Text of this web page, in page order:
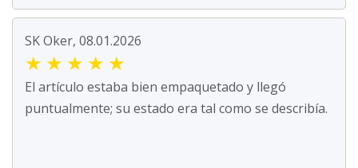
SK Oker, 08.01.2026
★ ★ ★ ★ ★
El artículo estaba bien empaquetado y llegó
puntualmente; su estado era tal como se describía.